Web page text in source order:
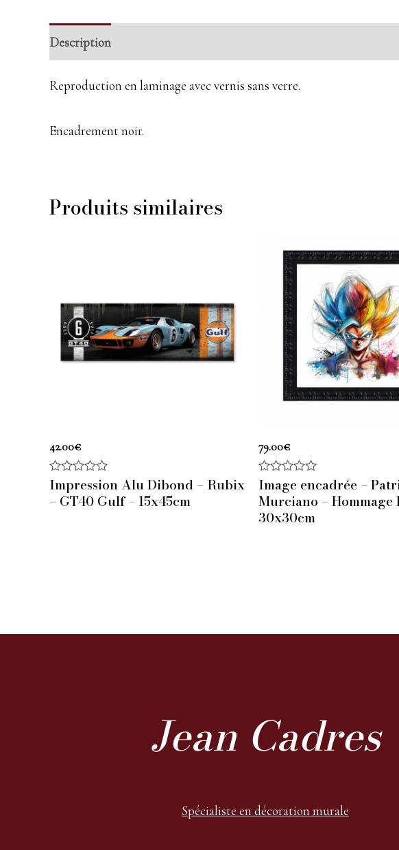
Description
Reproduction en laminage avec vernis sans verre.
Encadrement noir.
Produits similaires
42.00€
Note
sur
Impression Alu Dibond – Rubix
– GT40 Gulf – 15x45cm
79.00€
Note
sur
5
Image encadrée –
Murciano – Hommage
30x30cm
Jean Cadres
Spécialiste en décoration murale